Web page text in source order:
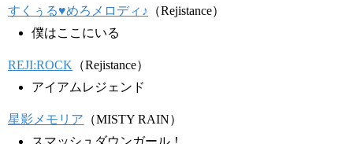
すくぅる♥めろメロディ♪ （Rejistance）
僕はここにいる
REJI:ROCK （Rejistance）
アイアムレジェンド
星影メモリア （MISTY RAIN）
スマッシュダウンガール！